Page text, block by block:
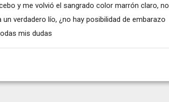
y me volvió el sangrado color marrón claro, no
verdadero lío, ¿no hay posibilidad de embarazo
mis dudas